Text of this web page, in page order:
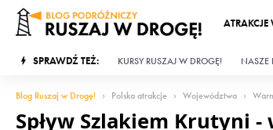
ATRAKCJE
SPRAWDŹ TEŻ: KURSY RUSZAJ W DROGĘ! NASZE
Blog Ruszaj w Drogę! Polska atrakcje Województwa
Spływ Szlakiem Krutyni